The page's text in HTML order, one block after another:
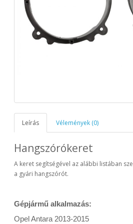
Leírás Vélemények (0)
Hangszórókeret
A keret segítségével az alábbi listában
a gyári hangszórót.
Gépjármű alkalmazás:
Opel Antara 2013-2015